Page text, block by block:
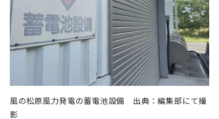
風の松原風力発電の蓄電池設備 出典：編集部にて撮
影